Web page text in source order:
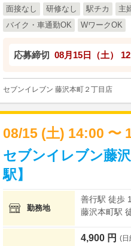
面接なし 研修なし 駅チカ 主
バイク・車通勤OK
WワークOK
応募締切 08月15日（土）
セブンイレブン 藤沢本町２丁目店
08/15 (土) 14:00 〜
セブンイレブン藤
駅】
勤務地
善行駅 徒歩
藤沢本町駅
4,900 円 (日